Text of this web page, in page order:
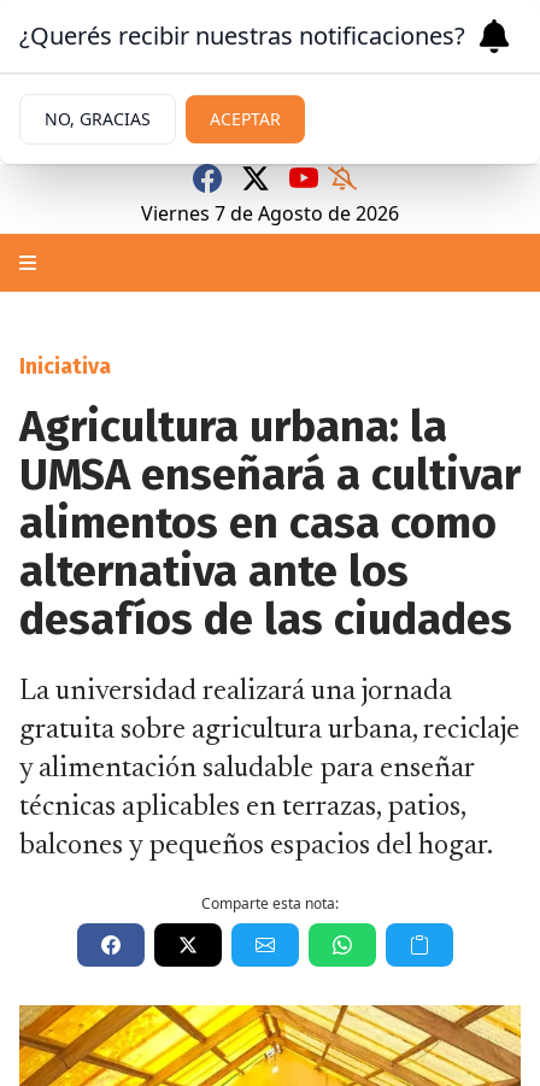
Viernes 7deAgosto de 2026
Iniciativa
Agricultura urbana: la
UMSA enseñará a cultivar
alimentos en casa como
alternativa ante los
desafíos de las ciudades
La universidad realizará una jornada
gratuita sobre agricultura urbana, reciclaje
y alimentación saludable para enseñar
técnicas aplicables en terrazas, patios,
balcones y pequeños espacios del hogar.
Comparte esta nota:
¿Querés recibir nuestras notificaciones?
NO, GRACIAS ACEPTAR